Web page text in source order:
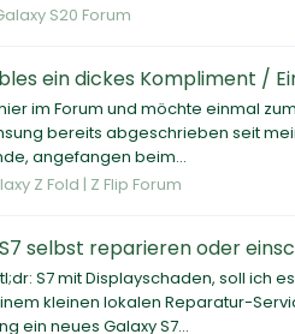
S20 Forum
ein dickes Kompliment /
im Forum und möchte einmal
bereits abgeschrieben seit
angefangen beim...
Z Fold | Z Flip Forum
selbst reparieren oder
S7 mit Displayschaden, soll ich
kleinen lokalen Reparatur-
ein neues Galaxy S7...